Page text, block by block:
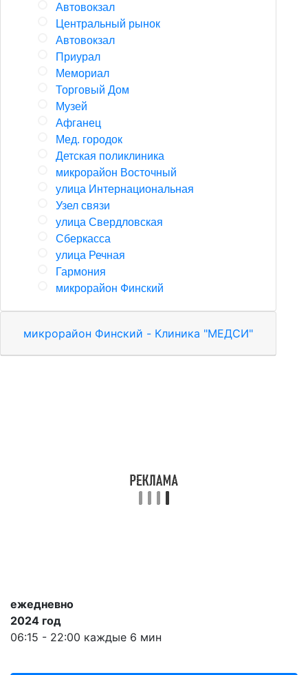
Автовокзал
Центральный рынок
Автовокзал
Приурал
Мемориал
Торговый Дом
Музей
Афганец
Мед. городок
Детская поликлиника
микрорайон Восточный
улица Интернациональная
Узел связи
улица Свердловская
Сберкасса
улица Речная
Гармония
микрорайон Финский
микрорайон Финский - Клиника "МЕДСИ"
ежедневно
2024 год
06:15 - 22:00 каждые 6 мин